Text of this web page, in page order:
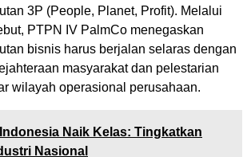
3P (People, Planet, Profit). Melalui
PTPN IV PalmCo menegaskan
bisnis harus berjalan selaras dengan
masyarakat dan pelestarian
wilayah operasional perusahaan.
Indonesia Naik Kelas: Tingkatkan
Nasional